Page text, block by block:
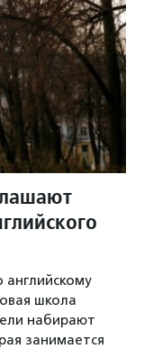
школа
набирают
занимается